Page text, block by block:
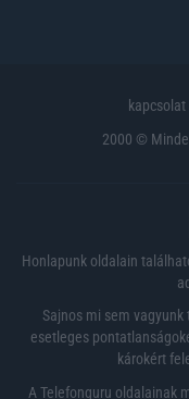
kapcsolat
2000 ©
Honlapunk oldalain
Sajnos mi sem
esetleges
károkért
A Telefonguru oldalainak